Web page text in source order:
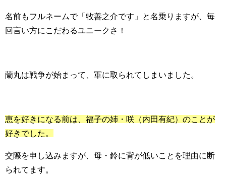
名前もフルネームで「牧善之介です」と名乗りますが、毎
回言い方にこだわるユニークさ！
蘭丸は戦争が始まって、軍に取られてしまいました。
恵を好きになる前は、福子の姉・咲（内田有紀）のことが
好きでした。
交際を申し込みますが、母・鈴に背が低いことを理由に断
られてます。